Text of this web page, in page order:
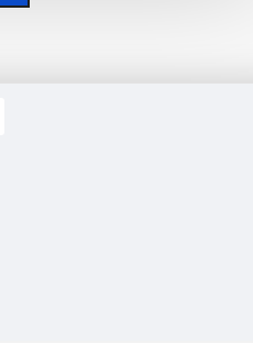
other tab can be displayed
in grid format or one
tab can also be set up as a
open popup modules. Optional